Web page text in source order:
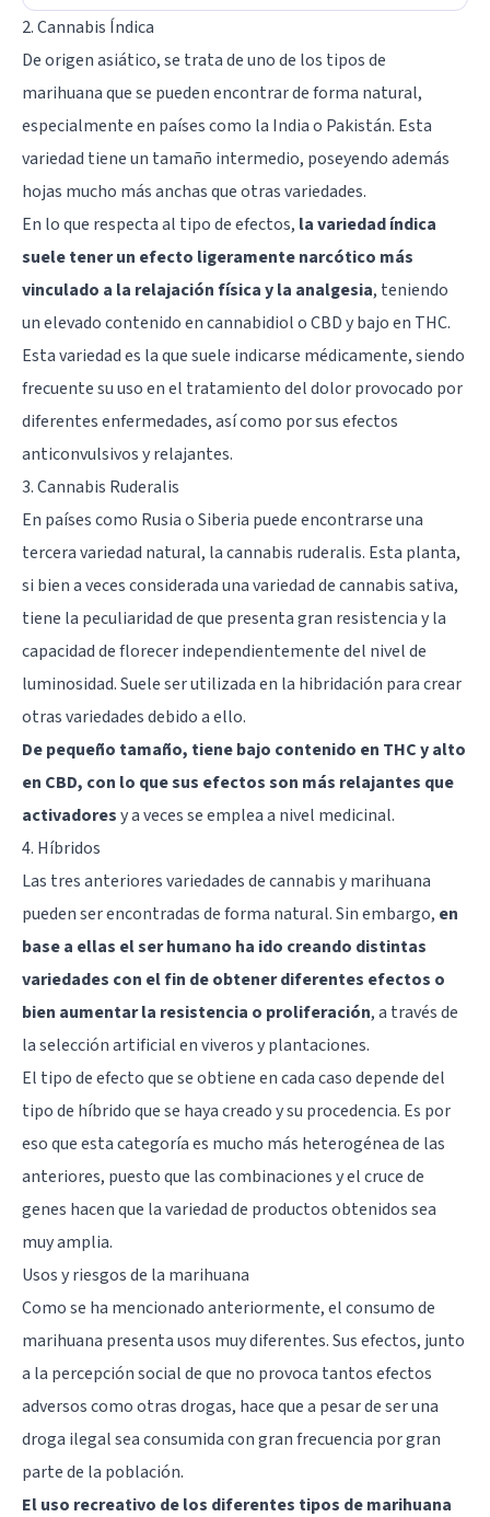
2. Cannabis Índica
De origen asiático, se trata de uno de los tipos de
marihuana que se pueden encontrar de forma natural,
especialmente en países como la India o Pakistán. Esta
variedad tiene un tamaño intermedio, poseyendo además
hojas mucho más anchas que otras variedades.
En lo que respecta al tipo de efectos, la variedad índica
suele tener un efecto ligeramente narcótico más
vinculado a la relajación física y la analgesia, teniendo
un elevado contenido en cannabidiol o CBD y bajo en THC.
Esta variedad es la que suele indicarse médicamente, siendo
frecuente su uso en el tratamiento del dolorprovocado por
diferentes enfermedades, así como por sus efectos
anticonvulsivos y relajantes.
3. Cannabis Ruderalis
En países como Rusia o Siberia puede encontrarse una
tercera variedad natural, la cannabis ruderalis. Esta planta,
si bien a veces considerada una variedad de cannabis sativa,
tiene la peculiaridad de que presenta gran resistencia y la
capacidad de florecer independientemente del nivel de
luminosidad. Suele ser utilizada en la hibridación para crear
otras variedades debido a ello.
De pequeño tamaño, tiene bajo contenido en THC y alto
en CBD, con lo que sus efectos son más relajantes que
activadoresy a veces se emplea a nivel medicinal.
4. Híbridos
Las tres anteriores variedades de cannabis y marihuana
pueden ser encontradas de forma natural. Sin embargo, en
base a ellas el ser humano ha ido creando distintas
variedades con el fin de obtener diferentes efectos o
bien aumentar la resistencia o proliferación, a través de
la selección artificial en viveros y plantaciones.
El tipo de efecto que se obtiene en cada caso depende del
tipo de híbrido que se haya creado y su procedencia. Es por
eso que esta categoría es mucho más heterogénea de las
anteriores, puesto que las combinaciones y el cruce de
genes hacen que la variedad de productos obtenidos sea
muy amplia.
Usos y riesgos de la marihuana
Como se ha mencionado anteriormente, el consumo de
marihuana presenta usos muy diferentes. Sus efectos, junto
a la percepción social de que no provoca tantos efectos
adversos como otras drogas, hace que a pesar de ser una
droga ilegal sea consumida con gran frecuencia por gran
parte de la población.
El uso recreativo de los diferentes tipos de marihuana